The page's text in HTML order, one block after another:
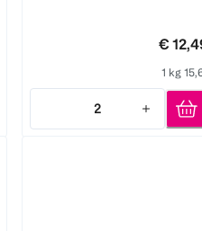
€
1 kg
2
Quantity: 2